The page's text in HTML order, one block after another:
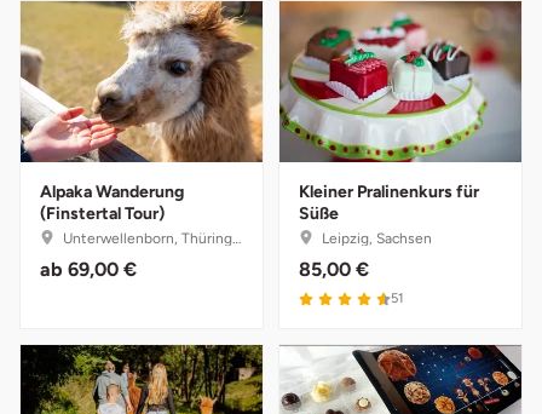
Alpaka Wanderung
(Finstertal Tour)
Unterwellenborn, Thüringen
ab 69,00 €
Kleiner Pralinenkurs für
Süße
Leipzig, Sachsen
85,00 €
51
Heidenheim
Heilbronn
Heldburg
Herzogenaurach
Horb am Neckar